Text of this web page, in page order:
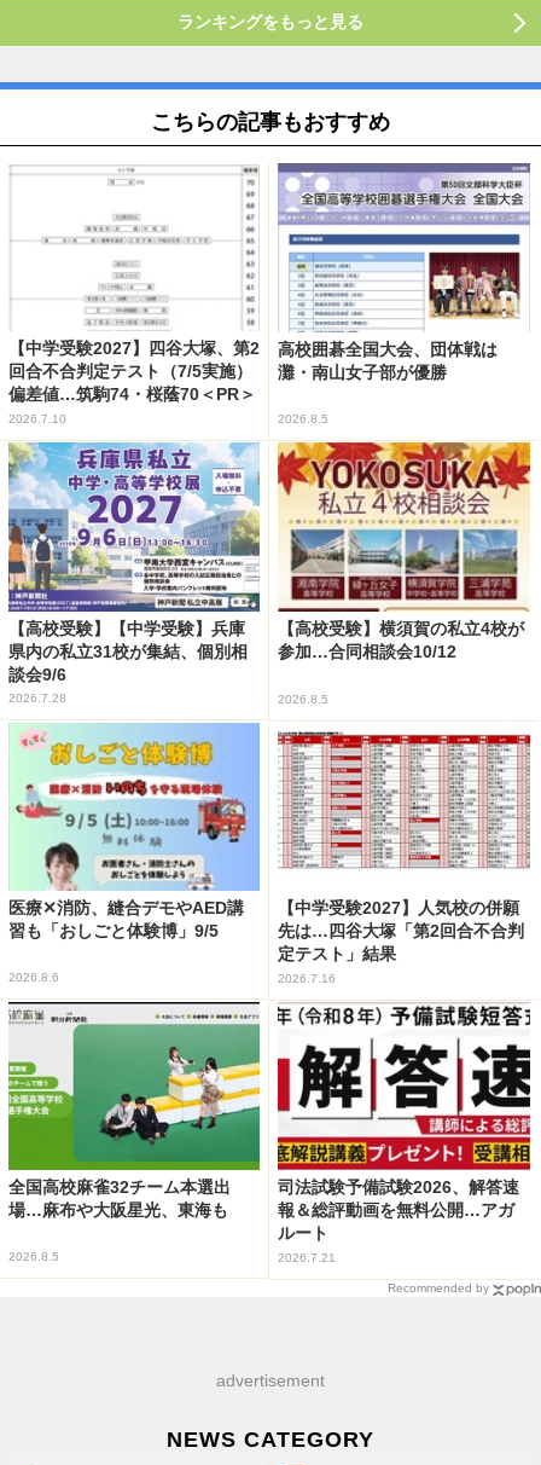
ランキングをもっと見る
こちらの記事もおすすめ
【中学受験2027】四谷大塚、第2
回合不合判定テスト（7/5実施）
偏差値…筑駒74・桜蔭70＜PR＞
2026.7.10
高校囲碁全国大会、団体戦は
灘・南山女子部が優勝
2026.8.5
【高校受験】【中学受験】兵庫
県内の私立31校が集結、個別相
談会9/6
2026.7.28
【高校受験】横須賀の私立4校が
参加…合同相談会10/12
2026.8.5
医療✕消防、縫合デモやAED講
習も「おしごと体験博」9/5
2026.8.6
【中学受験2027】人気校の併願
先は…四谷大塚「第2回合不合判
定テスト」結果
2026.7.16
全国高校麻雀32チーム本選出
場…麻布や大阪星光、東海も
2026.8.5
司法試験予備試験2026、解答速
報＆総評動画を無料公開…アガ
ルート
2026.7.21
Recommended by
advertisement
NEWS CATEGORY